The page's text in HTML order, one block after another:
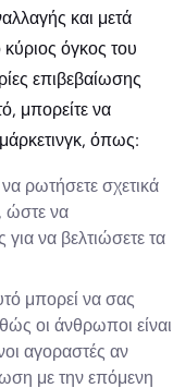
και μετά
κύριος όγκος του
επιβεβαίωσης
μπορείτε να
όπως:
ρωτήσετε σχετικά
ώστε να
να βελτιώσετε τα
μπορεί να σας
οι άνθρωποι είναι
αγοραστές αν
με την επόμενη